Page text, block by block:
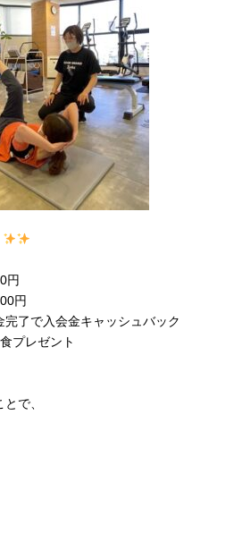
円
円
完了で入会金キャッシュバック
プレゼント
で、